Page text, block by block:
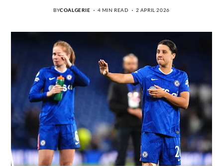
BYCOALGERIE 4 MIN READ 2 APRIL 2026